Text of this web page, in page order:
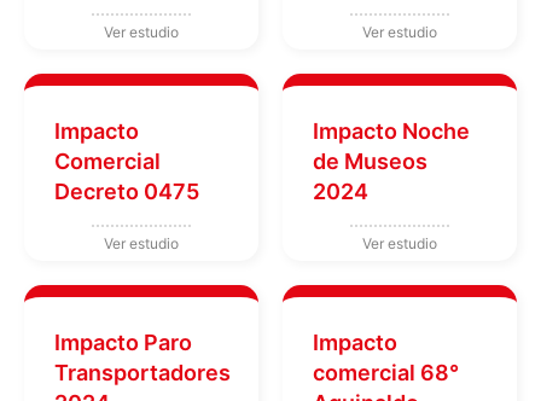
Impacto
Comercial
Decreto 0475
Impacto Noche
de Museos
2024
Impacto Paro
Transportadores
Impacto
comercial 68°